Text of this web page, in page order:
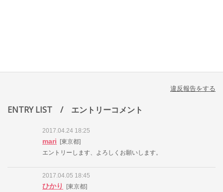
違反報告をする
ENTRY LIST / エントリーコメント
2017.04.24 18:25
mari
[東京都]
エントリーします、よろしくお願いします。
2017.04.05 18:45
ひかり [東京都]